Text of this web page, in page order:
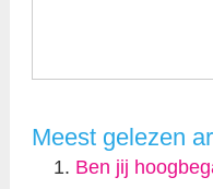
Meest gelezen
Ben jij